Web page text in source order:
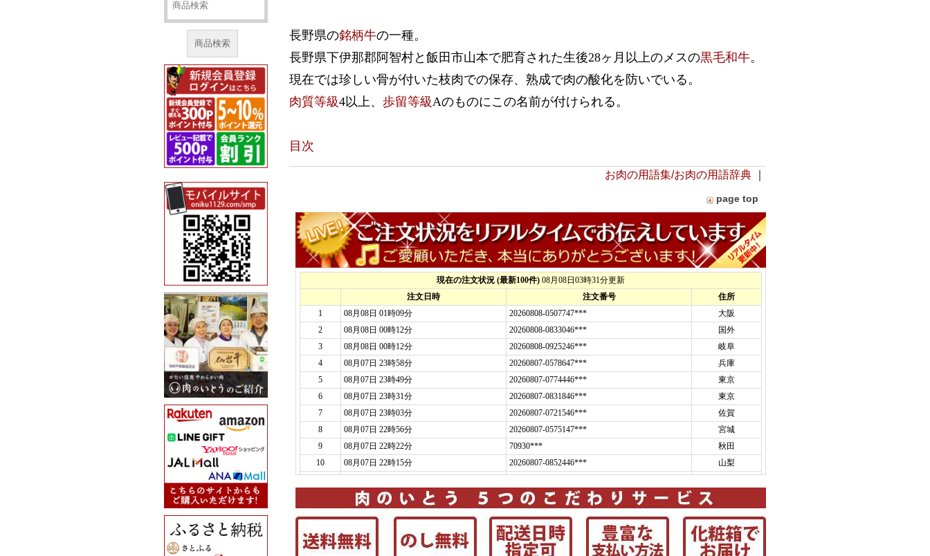
商品検索
長野県の銘柄牛の一種。
長野県下伊那郡阿智村と飯田市山本で肥育された生後28ヶ月以上のメスの黒毛和牛。
現在では珍しい骨が付いた枝肉での保存、熟成で肉の酸化を防いでいる。
肉質等級4以上、 歩留等級Aのものにこの名前が付けられる。
目次
お肉の用語集/お肉の用語辞典
page top